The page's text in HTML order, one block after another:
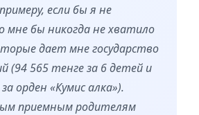
если бы я не
мне бы никогда не хватило
дает мне государство
(94 565 тенге за 6 детей и
орден «Кумис алка»).
приемным родителям